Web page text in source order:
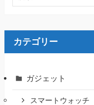
カテゴリー
ガジェット
スマートウォッチ